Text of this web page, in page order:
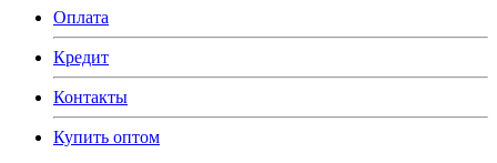
Оплата
Кредит
Контакты
Купить оптом